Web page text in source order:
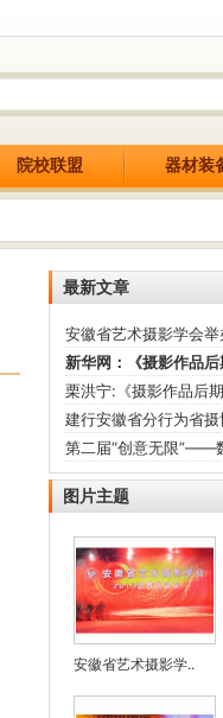
院校联盟 器材装
最新文章
安徽省艺术摄影学会
新华网：《摄影作品
栗洪宁:《摄影作品后
建行安徽省分行为省
第二届“创意无限”——
图片主题
安徽省艺术摄影学..